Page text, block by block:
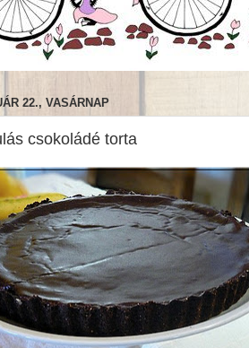
22., VASÁRNAP
csokoládé torta